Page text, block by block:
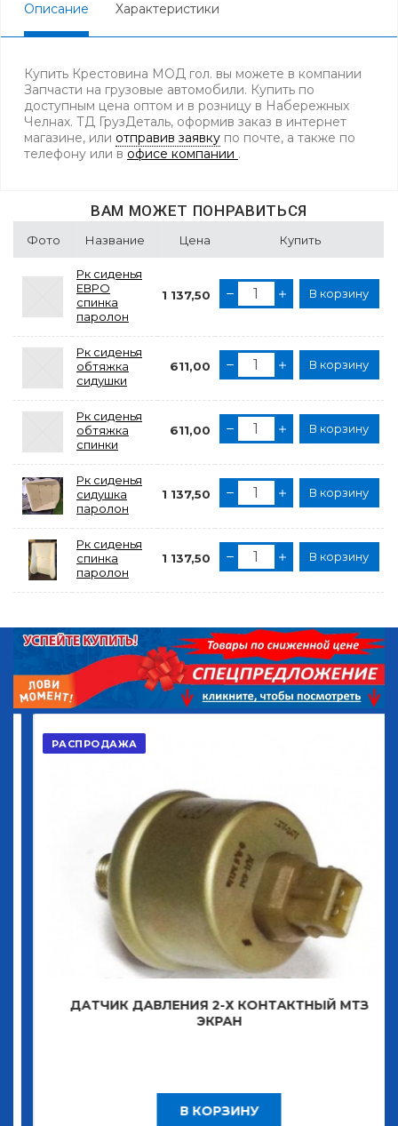
Описание Характеристики
Купить Крестовина МОД гол. вы можете в компании
Запчасти на грузовые автомобили. Купить по
доступным цена оптом и в розницу в Набережных
Челнах. ТД ГрузДеталь, оформив заказ в интернет
магазине, или отправив заявку по почте, а также по
телефону или в офисе компании .
ВАМ МОЖЕТ ПОНРАВИТЬСЯ
Фото Название Цена Купить
Рк сиденья
ЕВРО
спинка
паролон
1 137,50 В корзину
Рк сиденья
обтяжка
сидушки
611,00 В корзину
Рк сиденья
обтяжка
спинки
611,00 В корзину
Рк сиденья
сидушка
паролон
1 137,50 В корзину
Рк сиденья
спинка
паролон
1 137,50 В корзину
РАСПРОДАЖА
ДАТЧИК ДАВЛЕНИЯ 2-Х КОНТАКТНЫЙ МТЗ
ЭКРАН
В КОРЗИНУ